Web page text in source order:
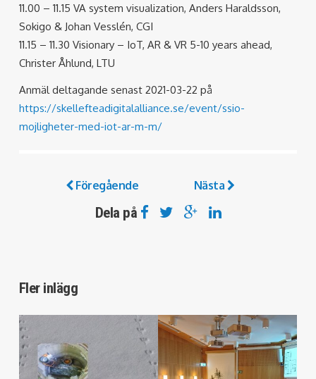
11.00 – 11.15 VA system visualization, Anders Haraldsson,
Sokigo & Johan Vesslén, CGI
11.15 – 11.30 Visionary – IoT, AR & VR 5-10 years ahead,
Christer Åhlund, LTU
Anmäl deltagande senast 2021-03-22 på
https://skellefteadigitalalliance.se/event/ssio-
mojligheter-med-iot-ar-m-m/
Föregående Nästa
Dela på
Fler inlägg